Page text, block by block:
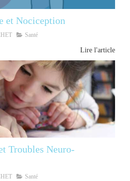
et Nociception
Santé
Lire l'article
Troubles Neuro-
Santé